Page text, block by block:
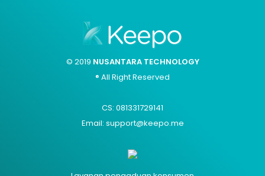
© 2019 NUSANTARA TECHNOLOGY
® All Right Reserved
CS: 081331729141
Email: support@keepo.me